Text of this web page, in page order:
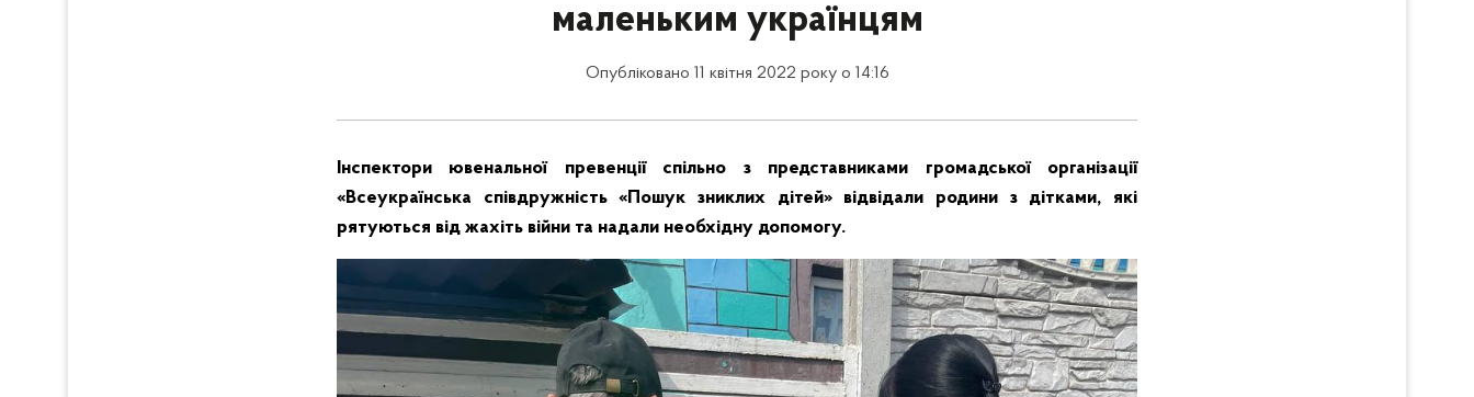
маленьким українцям
Опубліковано 11 квітня 2022 року о 14:16
Інспектори ювенальної превенції спільно з представниками громадської організації
«Всеукраїнська співдружність «Пошук зниклих дітей» відвідали родини з дітками, які
рятуються від жахіть війни та надали необхідну допомогу.